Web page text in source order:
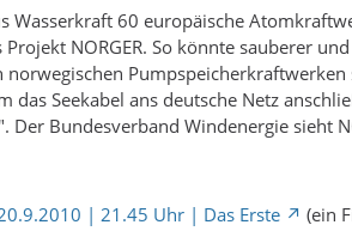
Wasserkraft 60 europäische
NORGER. So könnte sauberer
das Seekabel ans deutsche Netz
Der Bundesverband Windenergie sieht
| 21.45 Uhr | Das Erste
(ein